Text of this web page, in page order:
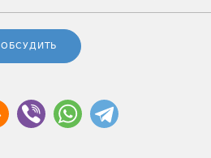
ОБСУДИТЬ